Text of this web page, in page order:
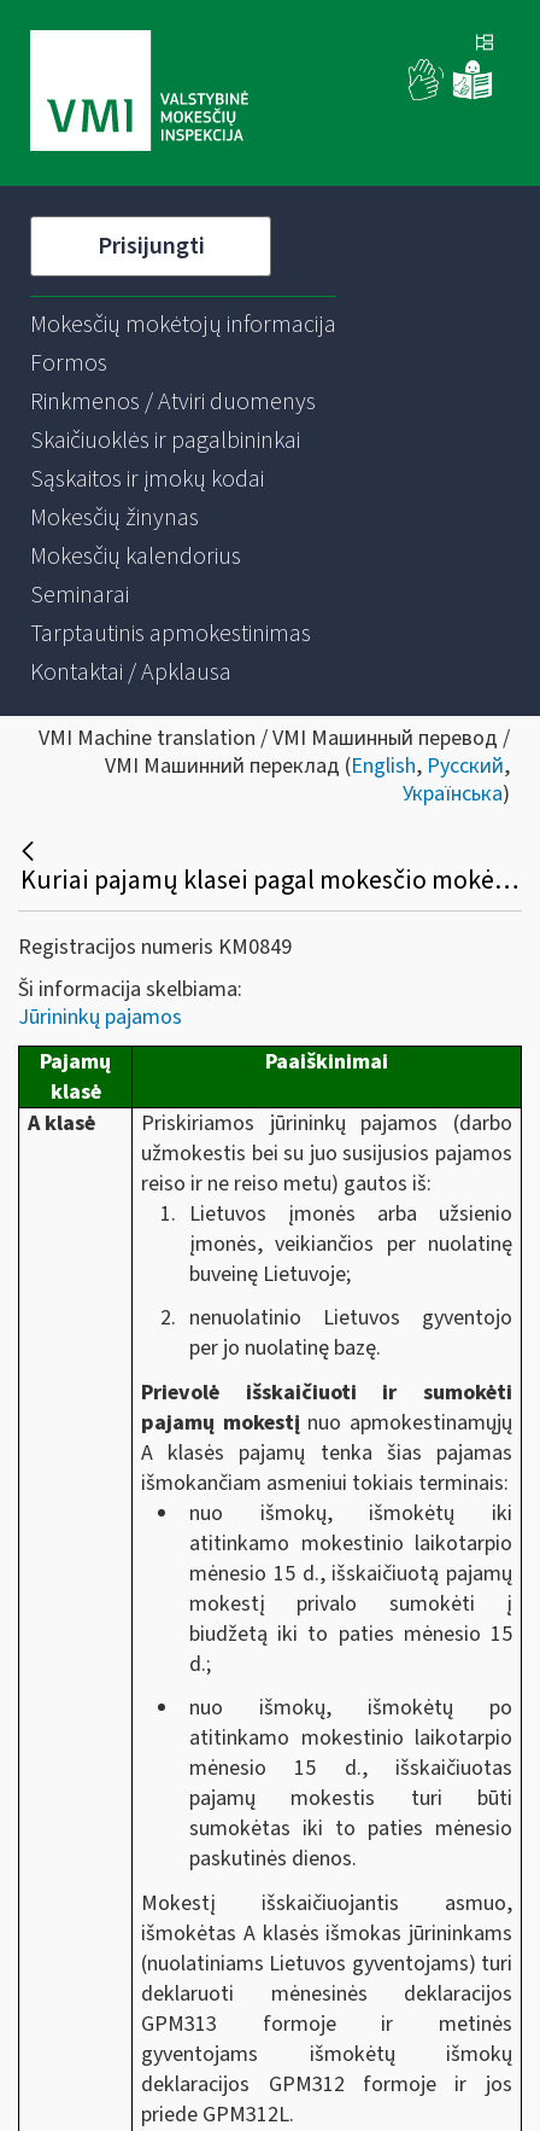
Prisijungti
Mokesčių mokėtojų informacija
Formos
Rinkmenos / Atviri duomenys
Skaičiuoklės ir pagalbininkai
Sąskaitos ir įmokų kodai
Mokesčių žinynas
Mokesčių kalendorius
Seminarai
Tarptautinis apmokestinimas
Kontaktai / Apklausa
VMI Machine translation / VMI Машинный перевод /
VMI Машинний переклад (English, Русский,
Українська)
Kuriai pajamų klasei pagal mokesčio mokėjimo tvarką priskiriamos jūrininkų (nuolatinių Lietuvos gyventojų) gautos pajamos? Kokiais terminais reikia sumokėti pajamų mokestį nuo jūrininkų gautų pajamų ir kaip šias pajamas deklaruoti?
Registracijos numeris KM0849
Ši informacija skelbiama:
Jūrininkų pajamos
Pajamų
klasė
Paaiškinimai
A klasė
Priskiriamos jūrininkų pajamos (darbo
užmokestis bei su juo susijusios pajamos
reiso ir ne reiso metu) gautos iš:
Lietuvos įmonės arba užsienio
įmonės, veikiančios per nuolatinę
buveinę Lietuvoje;
nenuolatinio Lietuvos gyventojo
per jo nuolatinę bazę.
Prievolė išskaičiuoti ir sumokėti
pajamų mokestį nuo apmokestinamųjų
A klasės pajamų tenka šias pajamas
išmokančiam asmeniui tokiais terminais:
nuo išmokų, išmokėtų iki
atitinkamo mokestinio laikotarpio
mėnesio 15 d., išskaičiuotą pajamų
mokestį privalo sumokėti į
biudžetą iki to paties mėnesio 15
d.;
nuo išmokų, išmokėtų po
atitinkamo mokestinio laikotarpio
mėnesio 15 d., išskaičiuotas
pajamų mokestis turi būti
sumokėtas iki to paties mėnesio
paskutinės dienos.
Mokestį išskaičiuojantis asmuo,
išmokėtas A klasės išmokas jūrininkams
(nuolatiniams Lietuvos gyventojams) turi
deklaruoti mėnesinės deklaracijos
GPM313 formoje ir metinės
gyventojams išmokėtų išmokų
deklaracijos GPM312 formoje ir jos
priede GPM312L.